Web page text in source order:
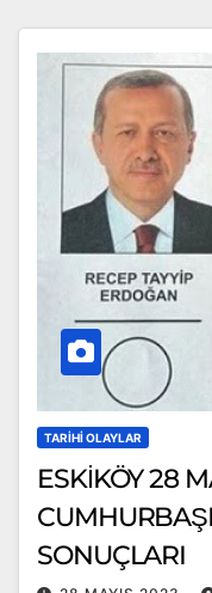
TARIHI OLAYLAR
ESKİKÖY 28
SONUÇLARI